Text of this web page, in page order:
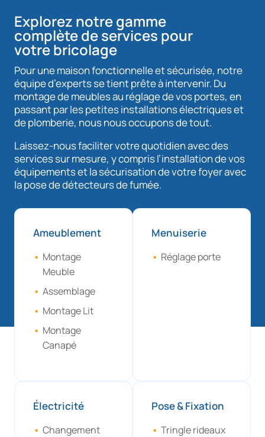
Explorez notre gamme
complète de services pour
votre bricolage
Pour une maison fonctionnelle et sécurisée, notre
équipe d’experts se tient prête à intervenir. Du
montage de meubles au réglage de vos portes, en
passant par les petites installations électriques et
de plomberie, nous nous occupons de tout.
Laissez-nous faciliter votre quotidien avec des
services sur mesure, y compris l’installation de vos
équipements et la sécurisation de votre foyer avec
la pose de détecteurs de fumée.
Ameublement
Montage
Meuble
Assemblage
Montage Lit
Montage
Canapé
Menuiserie
Réglage porte
Électricité
Changement
Pose & Fixation
Tringle rideaux